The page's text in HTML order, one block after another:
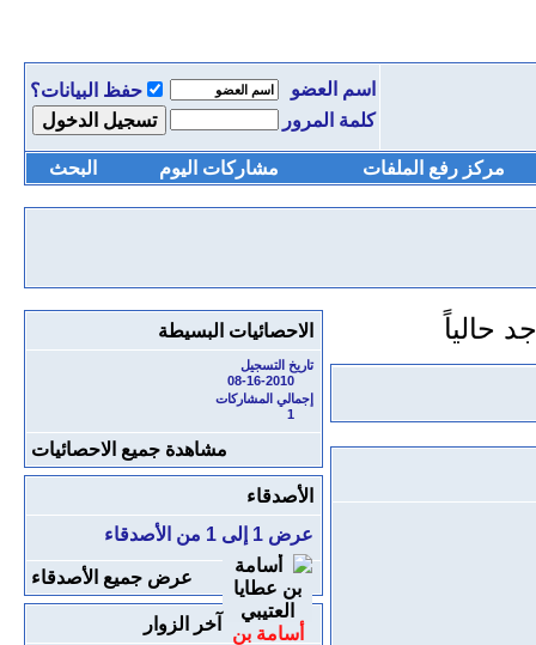
اسم العضو
حفظ البيانات؟
كلمة المرور
مركز رفع الملفات مشاركات اليوم البحث
الاحصائيات البسيطة
تاريخ التسجيل
08-16-2010
إجمالي المشاركات
1
مشاهدة جميع الاحصائيات
الأصدقاء
عرض 1 إلى 1 من الأصدقاء
أسامة بن
عرض جميع الأصدقاء
آخر الزوار